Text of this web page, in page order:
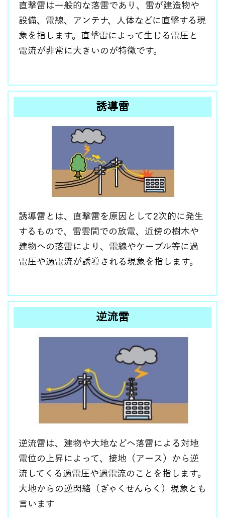
直撃雷は一般的な落雷であり、雷が建造物や
設備、電線、アンテナ、人体などに直撃する現
象を指します。直撃雷によって生じる電圧と
電流が非常に大きいのが特徴です。
誘導雷
誘導雷とは、直撃雷を原因として2次的に発生
するもので、雷雲間での放電、近傍の樹木や
建物への落雷により、電線やケーブル等に過
電圧や過電流が誘導される現象を指します。
逆流雷
逆流雷は、建物や大地などへ落雷による対地
電位の上昇によって、接地（アース）から逆
流してくる過電圧や過電流のことを指します。
大地からの逆閃絡（ぎゃくせんらく）現象とも
言います